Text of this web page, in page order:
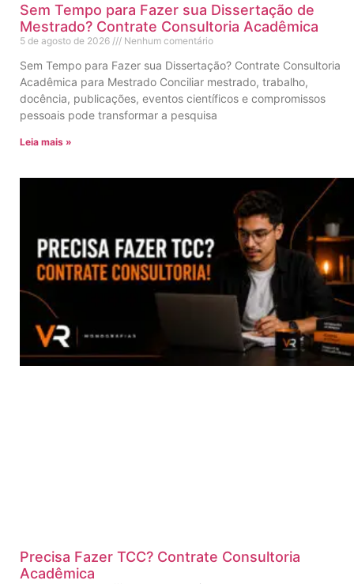
Sem Tempo para Fazer sua Dissertação de
Mestrado? Contrate Consultoria Acadêmica
5 de agosto de 2026 Nenhum comentário
Sem Tempo para Fazer sua Dissertação? Contrate Consultoria
Acadêmica para Mestrado Conciliar mestrado, trabalho,
docência, publicações, eventos científicos e compromissos
pessoais pode transformar a pesquisa
Leia mais »
Precisa Fazer TCC? Contrate Consultoria
Acadêmica